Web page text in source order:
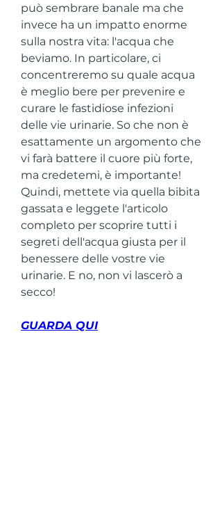
può sembrare banale ma che
invece ha un impatto enorme
sulla nostra vita: l'acqua che
beviamo. In particolare, ci
concentreremo su quale acqua
è meglio bere per prevenire e
curare le fastidiose infezioni
delle vie urinarie. So che non è
esattamente un argomento che
vi farà battere il cuore più forte,
ma credetemi, è importante!
Quindi, mettete via quella bibita
gassata e leggete l'articolo
completo per scoprire tutti i
segreti dell'acqua giusta per il
benessere delle vostre vie
urinarie. E no, non vi lascerò a
secco!
GUARDA QUI